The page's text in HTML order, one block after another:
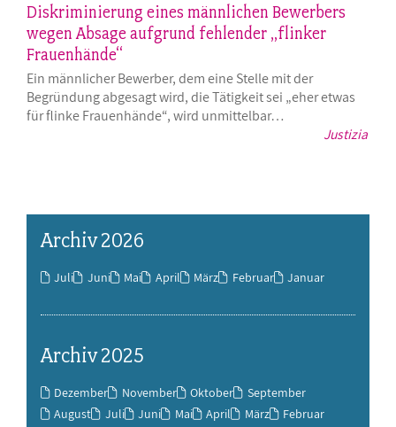
Justizia
Diskriminierung eines männlichen Bewerbers
wegen Absage aufgrund fehlender „flinker
Frauenhände“
Ein männlicher Bewerber, dem eine Stelle mit der
Begründung abgesagt wird, die Tätigkeit sei „eher etwas
für flinke Frauenhände“, wird unmittelbar…
Archiv 2026
Juli Juni Mai April März Februar Januar
Archiv 2025
Dezember November Oktober
September
August
Juli Juni Mai April März Februar